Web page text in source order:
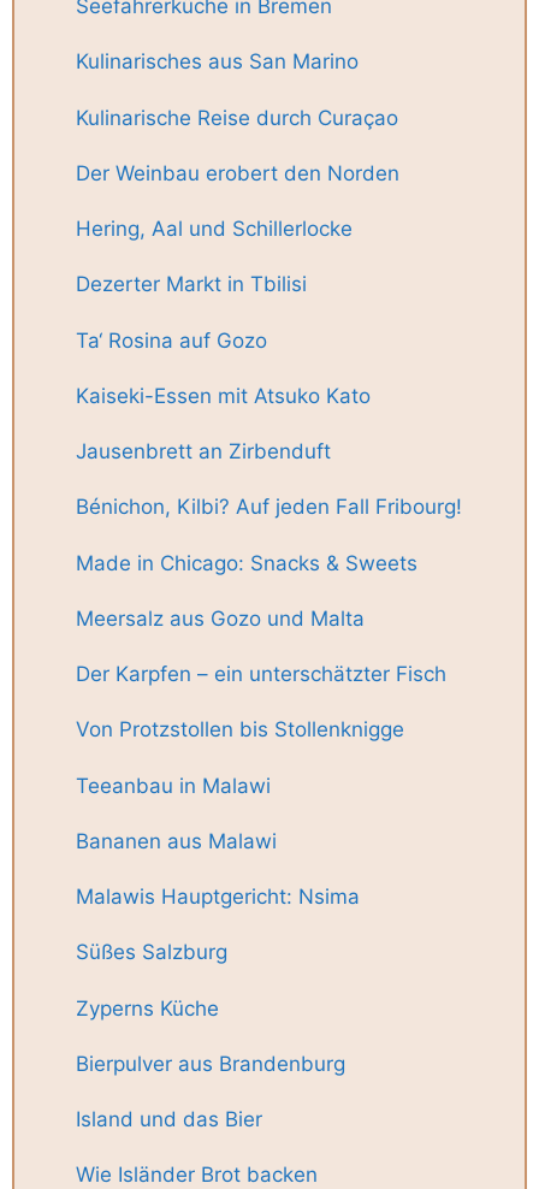
Seefahrerküche in Bremen
Kulinarisches aus San Marino
Kulinarische Reise durch Curaçao
Der Weinbau erobert den Norden
Hering, Aal und Schillerlocke
Dezerter Markt in Tbilisi
Ta‘ Rosina auf Gozo
Kaiseki-Essen mit Atsuko Kato
Jausenbrett an Zirbenduft
Bénichon, Kilbi? Auf jeden Fall Fribourg!
Made in Chicago: Snacks & Sweets
Meersalz aus Gozo und Malta
Der Karpfen – ein unterschätzter Fisch
Von Protzstollen bis Stollenknigge
Teeanbau in Malawi
Bananen aus Malawi
Malawis Hauptgericht: Nsima
Süßes Salzburg
Zyperns Küche
Bierpulver aus Brandenburg
Island und das Bier
Wie Isländer Brot backen